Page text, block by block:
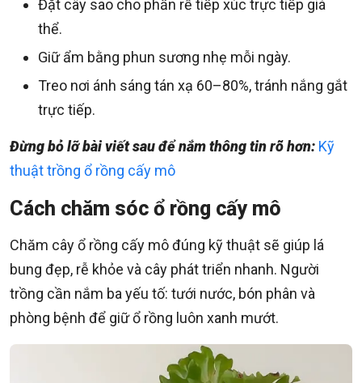
Đặt cây sao cho phần rễ tiếp xúc trực tiếp giá
thể.
Giữ ẩm bằng phun sương nhẹ mỗi ngày.
Treo nơi ánh sáng tán xạ 60–80%, tránh nắng gắt
trực tiếp.
Đừng bỏ lỡ bài viết sau để nắm thông tin rõ hơn: Kỹ
thuật trồng ổ rồng cấy mô
Cách chăm sóc ổ rồng cấy mô
Chăm cây ổ rồng cấy mô đúng kỹ thuật sẽ giúp lá
bung đẹp, rễ khỏe và cây phát triển nhanh. Người
trồng cần nắm ba yếu tố: tưới nước, bón phân và
phòng bệnh để giữ ổ rồng luôn xanh mướt.